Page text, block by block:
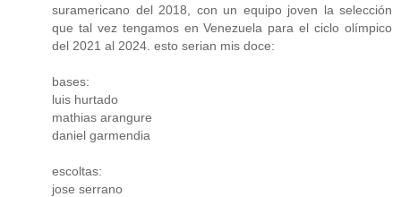
suramericano del 2018, con un equipo joven la selección
que tal vez tengamos en Venezuela para el ciclo olímpico
del 2021 al 2024. esto serian mis doce:
bases:
luis hurtado
mathias arangure
daniel garmendia
escoltas:
jose serrano